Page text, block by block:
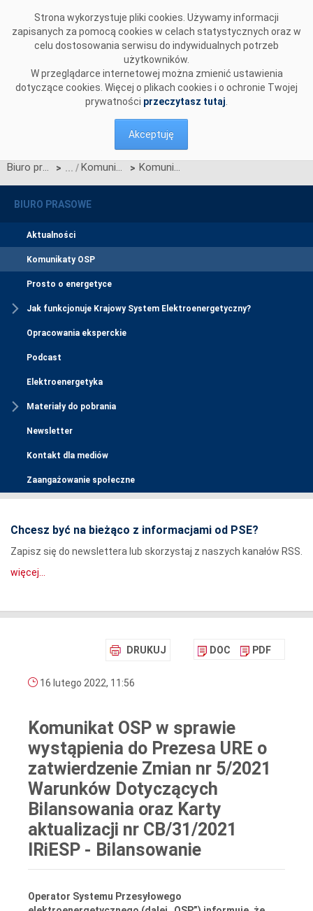
Strona wykorzystuje pliki cookies. Używamy informacji
zapisanych za pomocą cookies w celach statystycznych oraz w
celu dostosowania serwisu do indywidualnych potrzeb
użytkowników.
W przeglądarce internetowej można zmienić ustawienia
dotyczące cookies. Więcej o plikach cookies i o ochronie Twojej
prywatności przeczytasz tutaj
Akceptuję
Biuro prasowe > Komunikaty OSP > Komunikat OSP w sprawie wystąpienia do Prezesa URE o zatwierdzenie Zmian nr 5/2021 Warunków Dotyczących Bilansowania oraz Karty aktualizacji nr CB/31/2021 IRiESP - Bilansowanie
BIURO PRASOWE
Aktualności
Komunikaty OSP
Prosto o energetyce
Jak funkcjonuje Krajowy System Elektroenergetyczny?
Opracowania eksperckie
Podcast
Elektroenergetyka
Materiały do pobrania
Newsletter
Kontakt dla mediów
Zaangażowanie społeczne
Chcesz być na bieżąco z informacjami od PSE?
Zapisz się do newslettera lub skorzystaj z naszych kanałów RSS.
więcej...
DRUKUJ DOC PDF
16 lutego 2022, 11:56
Komunikat OSP w sprawie
wystąpienia do Prezesa URE o
zatwierdzenie Zmian nr 5/2021
Warunków Dotyczących
Bilansowania oraz Karty
aktualizacji nr CB/31/2021
IRiESP - Bilansowanie
Operator Systemu Przesyłowego